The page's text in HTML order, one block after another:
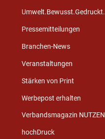
Umwelt.Bewusst.Gedruckt.
Pressemitteilungen
Branchen-News
Veranstaltungen
Stärken von Print
Werbepost erhalten
Verbandsmagazin NUTZEN
hochDruck